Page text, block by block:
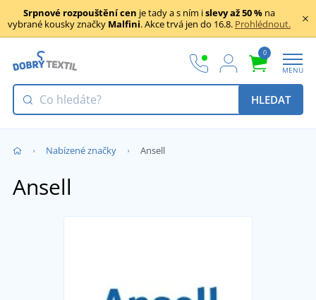
Srpnové rozpouštění cen je tady a s ním islevy až 50 % na
vybrané kousky značky Malfini. Akce trvá jen do 16.8. Prohlédnout.
0
MENU
HLEDAT
Nabízené značky Ansell
Ansell